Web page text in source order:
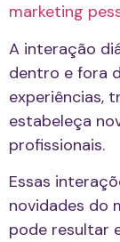
marketing
A interação
dentro e fora
experiências,
estabeleça
profissionais.
Essas
novidades do
pode resultar